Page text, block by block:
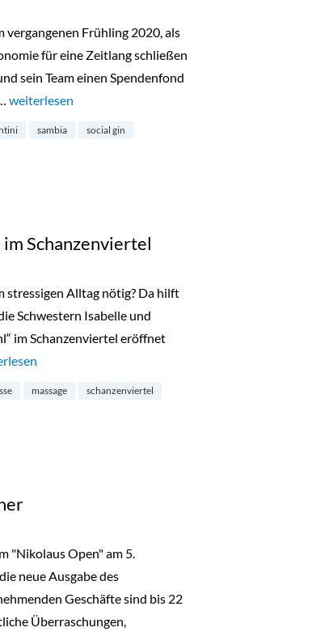
Frühling 2020, als
für eine Zeitlang schließen
sein Team einen Spendenfond
„Quarantini Gin Black Edition: sauberes Trinkwasser in
weiterlesen
sambia
social gin
Schanzenviertel
stressigen Alltag nötig? Da hilft
Schwestern Isabelle und
im Schanzenviertel eröffnet
und Wohl: Massagen im Schanzenviertel“
massage
schanzenviertel
"Nikolaus Open" am 5.
neue Ausgabe des
Geschäfte sind bis 22
Überraschungen,